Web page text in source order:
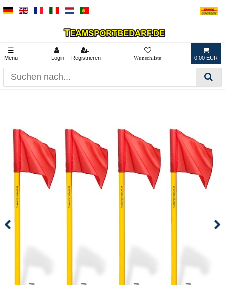
☰
Menü Login Registrieren 0,00 EUR